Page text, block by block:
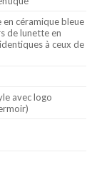
céramique bleue
de lunette en
à ceux de
avec logo